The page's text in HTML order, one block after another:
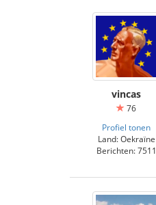
vincas
76
Profiel tonen
Land: Oekraïne
Berichten: 7511